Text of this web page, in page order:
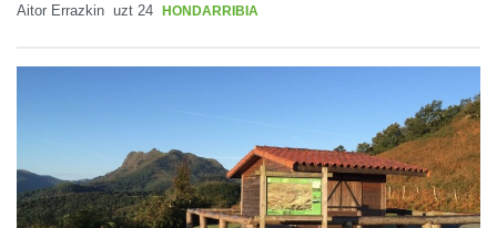
Aitor Errazkin uzt 24 HONDARRIBIA